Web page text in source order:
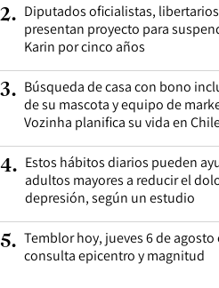
2. Diputados oficialistas, libertarios
presentan proyecto para
Karin por cinco años
3. Búsqueda de casa con bono
de su mascota y equipo de
Vozinha planifica su vida en
4. Estos hábitos diarios pueden
adultos mayores a reducir el
depresión, según un estudio
5. Temblor hoy, jueves 6 de agosto
consulta epicentro y magnitud